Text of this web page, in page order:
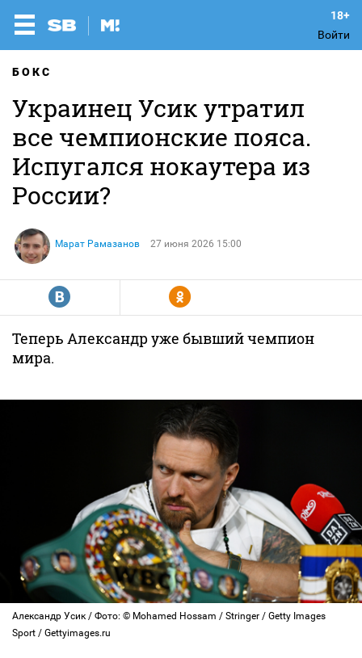
Войти
БОКС
Украинец Усик утратил
все чемпионские пояса.
Испугался нокаутера из
России?
Марат Рамазанов 27 июня 2026 15:00
R Y
Теперь Александр уже бывший чемпион
мира.
Александр Усик / Фото: © Mohamed Hossam / Stringer / Getty Images
Sport / Gettyimages.ru